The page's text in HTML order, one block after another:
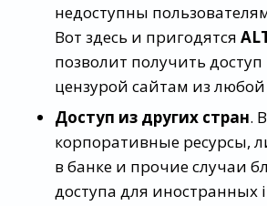
недоступны
Вот здесь и пригодятся
позволит получить
цензурой сайтам из
Доступ из других стран.
корпоративные ресурсы,
в банке и прочие случаи
доступа для иностранных